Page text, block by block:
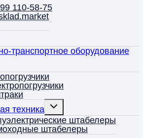
110-58-75
транспортное оборудование
техника
Переключить
дочернее
меню
штабелеры
штабелеры